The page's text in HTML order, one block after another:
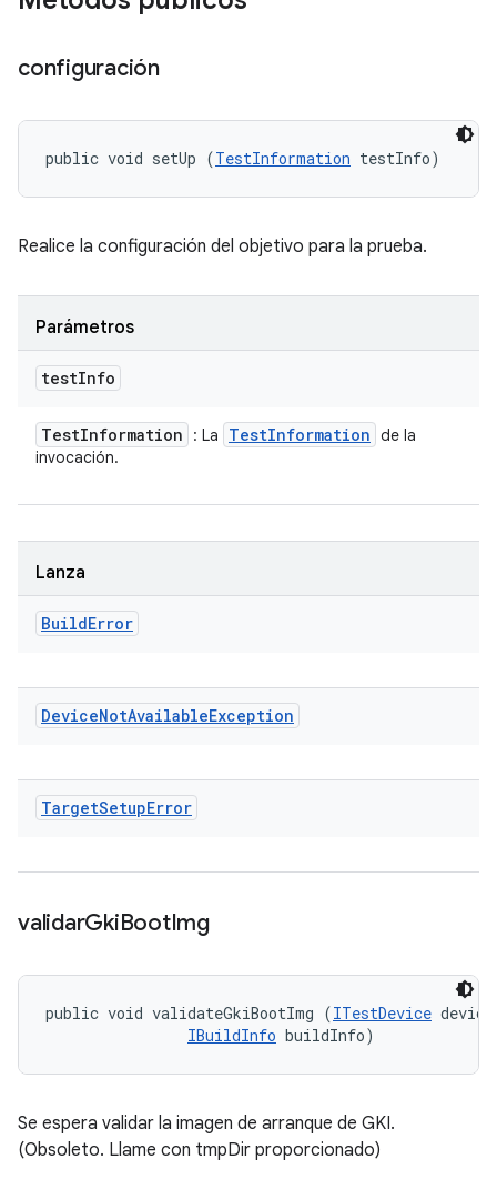
configuración
public void setUp (TestInformation testInfo)
Realice la configuración del objetivo para la prueba.
Parámetros
testInfo
TestInformation : La TestInformation de la
invocación.
Lanza
BuildError
DeviceNotAvailableException
TargetSetupError
validarGkiBootImg
public void validateGkiBootImg (ITestDevice
IBuildInfo buildInfo)
Se espera validar la imagen de arranque de GKI.
(Obsoleto. Llame con tmpDir proporcionado)